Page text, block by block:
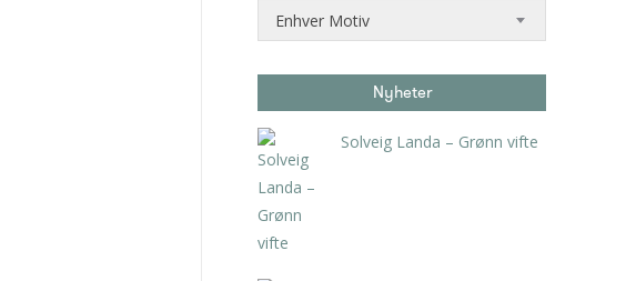
Enhver Motiv
Nyheter
Solveig Landa – Grønn vifte